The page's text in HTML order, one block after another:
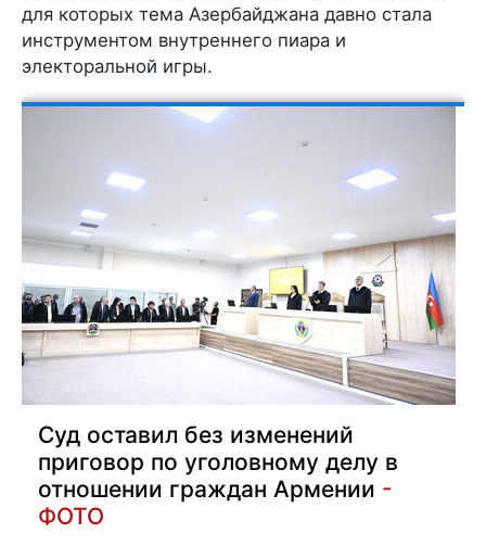
для которых тема Азербайджана давно стала
инструментом внутреннего пиара и
электоральной игры.
Суд оставил без изменений
приговор по уголовному делу в
отношении граждан Армении -
ФОТО